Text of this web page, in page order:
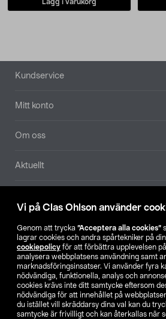
Vi på Clas Ohlson använder
Genom att trycka ”Acceptera alla cookies”
lagrar cookies och andra spårtekniker på
cookiepolicy för att förbättra upplevelsen
analysera webbplatsens användning samt
marknadsföringsinsatser. Vi använder fyra
nödvändiga, funktionella, analys och
cookies krävs inte ditt samtycke eftersom
nödvändiga för att innehållet på
du istället vill skräddarsy dina val kan du
samtycke är frivilligt och kan återkallas när
Lägg i varukorg
Sidfot
Kundservice
Mitt konto
Om oss
Aktuellt
Hitta butik
SE NO FI